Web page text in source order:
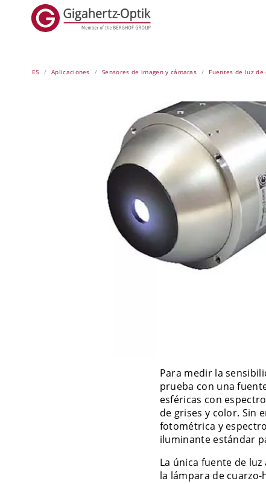
ES Aplicaciones Sensores de imagen y cámaras Fuentes de luz
Para medir la
prueba con una
esféricas con
de grises y color. Sin
fotométrica y
iluminante estándar
La única fuente de
la lámpara de